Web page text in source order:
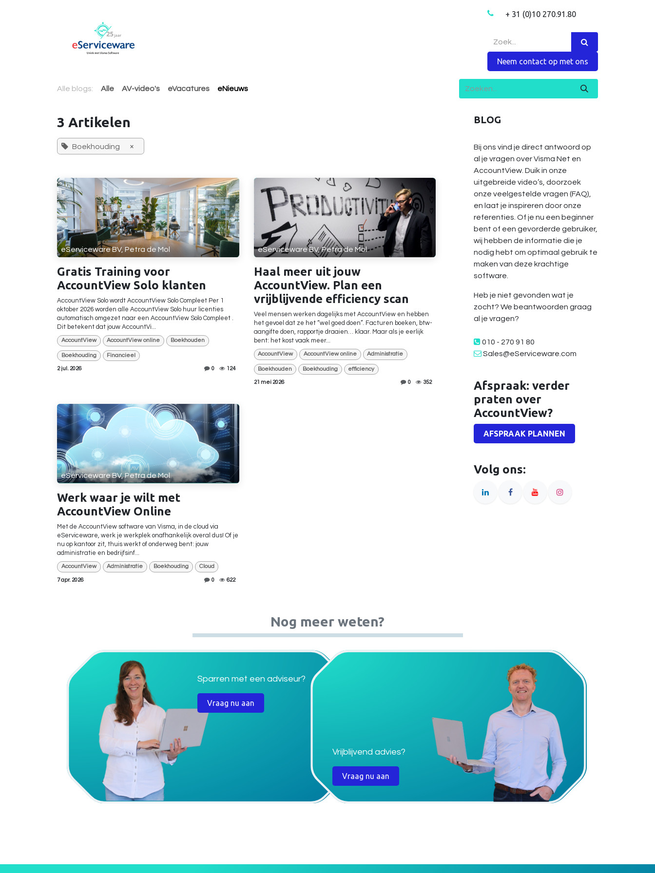
Contact Shop
+ 31 (0)10 270.91.80
Neem contact op met ons
Alle blogs: Alle AV-video's eVacatures eNieuws
3 Artikelen
Boekhouding ×
eServiceware BV, Petra de Mol
Gratis Training voor
AccountView Solo klanten
AccountView Solo wordt AccountView Solo Compleet Per 1
oktober 2026 worden alle AccountView Solo huur licenties
automatisch omgezet naar een AccountView Solo Compleet .
Dit betekent dat jouw AccountVi...
AccountView AccountView online Boekhouden
Boekhouding Financieel
2 jul. 2026 0 124
eServiceware BV, Petra de Mol
Haal meer uit jouw
AccountView. Plan een
vrijblijvende efficiency scan
Veel mensen werken dagelijks met AccountView en hebben
het gevoel dat ze het “wel goed doen”. Facturen boeken, btw-
aangifte doen, rapportje draaien… klaar. Maar als je eerlijk
bent: het kost vaak meer...
AccountView AccountView online Administratie
Boekhouden Boekhouding efficiency
21 mei 2026 0 352
eServiceware BV, Petra de Mol
Werk waar je wilt met
AccountView Online
Met de AccountView software van Visma, in de cloud via
eServiceware, werk je werkplek onafhankelijk overal dus! Of je
nu op kantoor zit, thuis werkt of onderweg bent: jouw
administratie en bedrijfsinf...
AccountView Administratie Boekhouding Cloud
7 apr. 2026 0 622
BLOG
Bij ons vind je direct antwoord op
al je vragen over Visma Net en
AccountView. Duik in onze
uitgebreide video’s, doorzoek
onze veelgestelde vragen (FAQ),
en laat je inspireren door onze
referenties. Of je nu een beginner
bent of een gevorderde gebruiker,
wij hebben de informatie die je
nodig hebt om optimaal gebruik te
maken van deze krachtige
software.
Heb je niet gevonden wat je
zocht? We beantwoorden graag
al je vragen?
010 - 270 91 80
Sales@eServiceware.com
Afspraak: verder
praten over
AccountView?
AFSPRAAK PLANNEN
Volg ons:
Nog meer weten?
​Sparren met een adviseur?
Vraag nu aan
Vrijblijvend advies?
Vraag nu aan